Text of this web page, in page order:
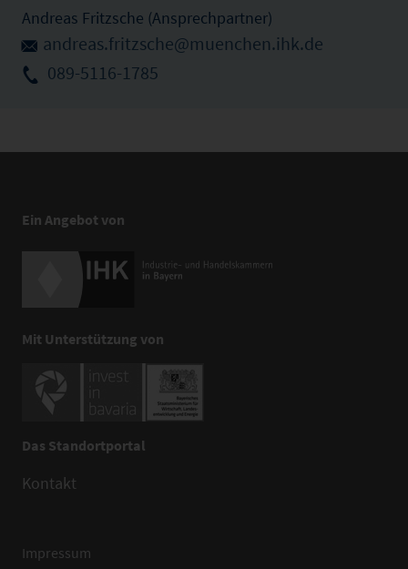
Andreas Fritzsche (Ansprechpartner)
andreas.fritzsche@muenchen.ihk.de
089-5116-1785
Ein Angebot von
Mit Unterstützung von
Das Standortportal
Kontakt
Impressum